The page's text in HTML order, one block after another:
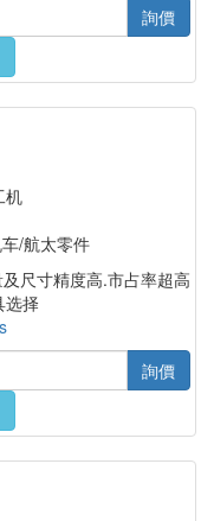
詢價
机
/航太零件
尺寸精度高.市占率超高
选择
詢價